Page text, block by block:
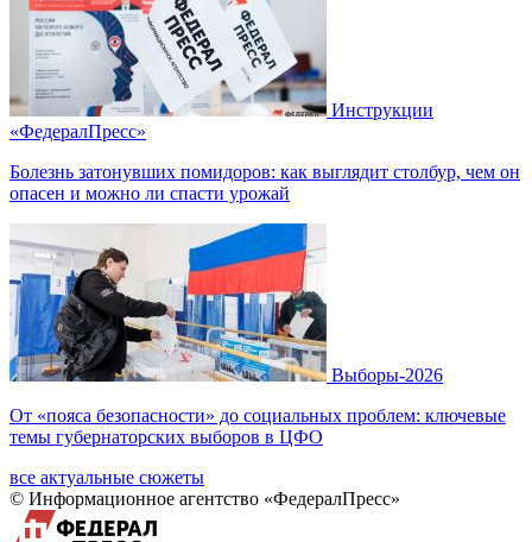
Инструкции
«ФедералПресс»
Болезнь затонувших помидоров: как выглядит столбур, чем он
опасен и можно ли спасти урожай
Выборы-2026
От «пояса безопасности» до социальных проблем: ключевые
темы губернаторских выборов в ЦФО
все актуальные сюжеты
© Информационное агентство «ФедералПресс»